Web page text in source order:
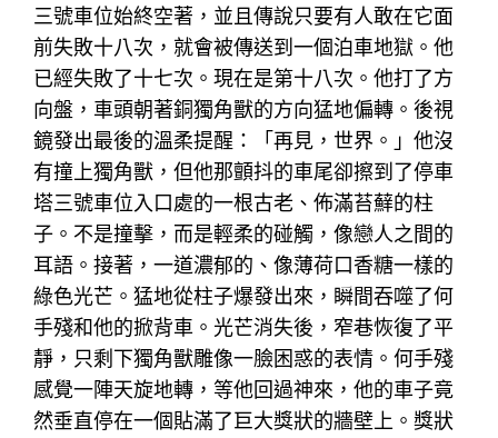
三號車位始終空著，並且傳說只要有人敢在它面
前失敗十八次，就會被傳送到一個泊車地獄。他
已經失敗了十七次。現在是第十八次。他打了方
向盤，車頭朝著銅獨角獸的方向猛地偏轉。後視
鏡發出最後的溫柔提醒：「再見，世界。」他沒
有撞上獨角獸，但他那顫抖的車尾卻擦到了停車
塔三號車位入口處的一根古老、佈滿苔蘚的柱
子。不是撞擊，而是輕柔的碰觸，像戀人之間的
耳語。接著，一道濃郁的、像薄荷口香糖一樣的
綠色光芒。猛地從柱子爆發出來，瞬間吞噬了何
手殘和他的掀背車。光芒消失後，窄巷恢復了平
靜，只剩下獨角獸雕像一臉困惑的表情。何手殘
感覺一陣天旋地轉，等他回過神來，他的車子竟
然垂直停在一個貼滿了巨大獎狀的牆壁上。獎狀